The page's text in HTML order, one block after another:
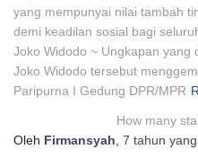
yang mempunyai nilai tambah
demi keadilan sosial bagi
Joko Widodo ~ Ungkapan yang
Joko Widodo tersebut
Paripurna I Gedung DPR/MPR
How many
Oleh Firmansyah 7 tahun